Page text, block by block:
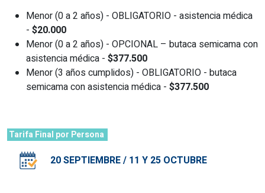
Menor (0 a 2 años) - OBLIGATORIO - asistencia médica
- $20.000
Menor (0 a 2 años) - OPCIONAL – butaca semicama con
asistencia médica - $377.500
Menor (3 años cumplidos) - OBLIGATORIO - butaca
semicama con asistencia médica - $377.500
Tarifa Final por Persona
20 SEPTIEMBRE / 11 Y 25 OCTUBRE